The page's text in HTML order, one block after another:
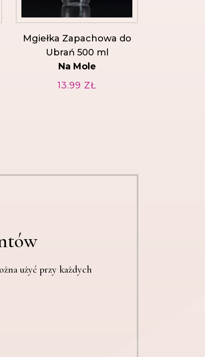
Mgiełka Zapachowa do
Ubrań 500 ml
Na Mole
13.99 ZŁ
użyć przy każdych